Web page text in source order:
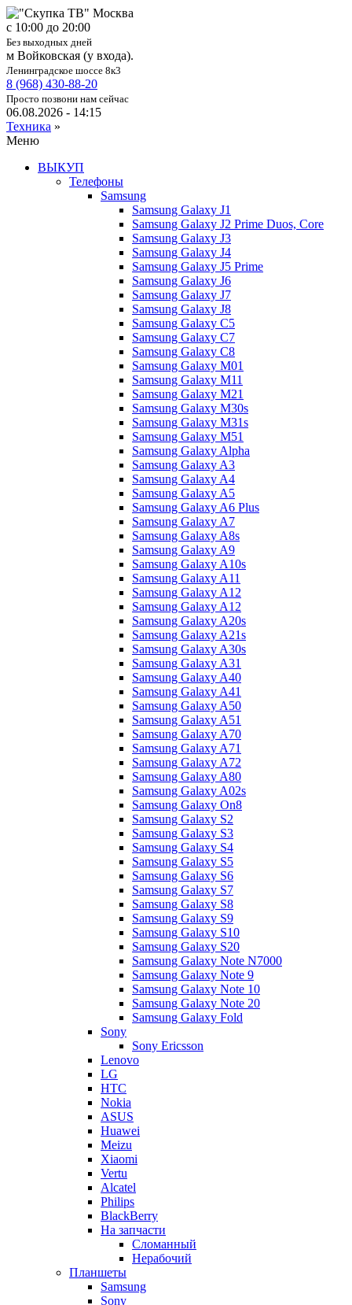
c 10:00 до 20:00
Без выходных дней
м Войковская (у входа).
Ленинградское шоссе 8к3
8 (968) 430-88-20
Просто позвони нам сейчас
06.08.2026 - 14:15
Техника »
Меню
ВЫКУП
Телефоны
Samsung
Samsung Galaxy J1
Samsung Galaxy J2 Prime Duos, Core
Samsung Galaxy J3
Samsung Galaxy J4
Samsung Galaxy J5 Prime
Samsung Galaxy J6
Samsung Galaxy J7
Samsung Galaxy J8
Samsung Galaxy C5
Samsung Galaxy C7
Samsung Galaxy C8
Samsung Galaxy M01
Samsung Galaxy M11
Samsung Galaxy M21
Samsung Galaxy M30s
Samsung Galaxy M31s
Samsung Galaxy M51
Samsung Galaxy Alpha
Samsung Galaxy A3
Samsung Galaxy A4
Samsung Galaxy A5
Samsung Galaxy A6 Plus
Samsung Galaxy A7
Samsung Galaxy A8s
Samsung Galaxy A9
Samsung Galaxy A10s
Samsung Galaxy A11
Samsung Galaxy A12
Samsung Galaxy A12
Samsung Galaxy A20s
Samsung Galaxy A21s
Samsung Galaxy A30s
Samsung Galaxy A31
Samsung Galaxy A40
Samsung Galaxy A41
Samsung Galaxy A50
Samsung Galaxy A51
Samsung Galaxy A70
Samsung Galaxy A71
Samsung Galaxy A72
Samsung Galaxy A80
Samsung Galaxy A02s
Samsung Galaxy On8
Samsung Galaxy S2
Samsung Galaxy S3
Samsung Galaxy S4
Samsung Galaxy S5
Samsung Galaxy S6
Samsung Galaxy S7
Samsung Galaxy S8
Samsung Galaxy S9
Samsung Galaxy S10
Samsung Galaxy S20
Samsung Galaxy Note N7000
Samsung Galaxy Note 9
Samsung Galaxy Note 10
Samsung Galaxy Note 20
Samsung Galaxy Fold
Sony
Sony Ericsson
Lenovo
LG
HTC
Nokia
ASUS
Huawei
Meizu
Xiaomi
Vertu
Alcatel
Philips
BlackBerry
На запчасти
Сломанный
Нерабочий
Планшеты
Samsung
Sony